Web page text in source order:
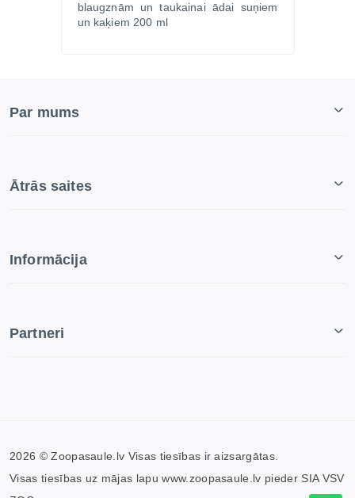
blaugznām un taukainai ādai suņiem
un kaķiem 200 ml
Par mums
Ātrās saites
Informācija
Partneri
2026 © Zoopasaule.lv Visas tiesības ir aizsargātas.
Visas tiesības uz mājas lapu www.zoopasaule.lv pieder SIA VSV